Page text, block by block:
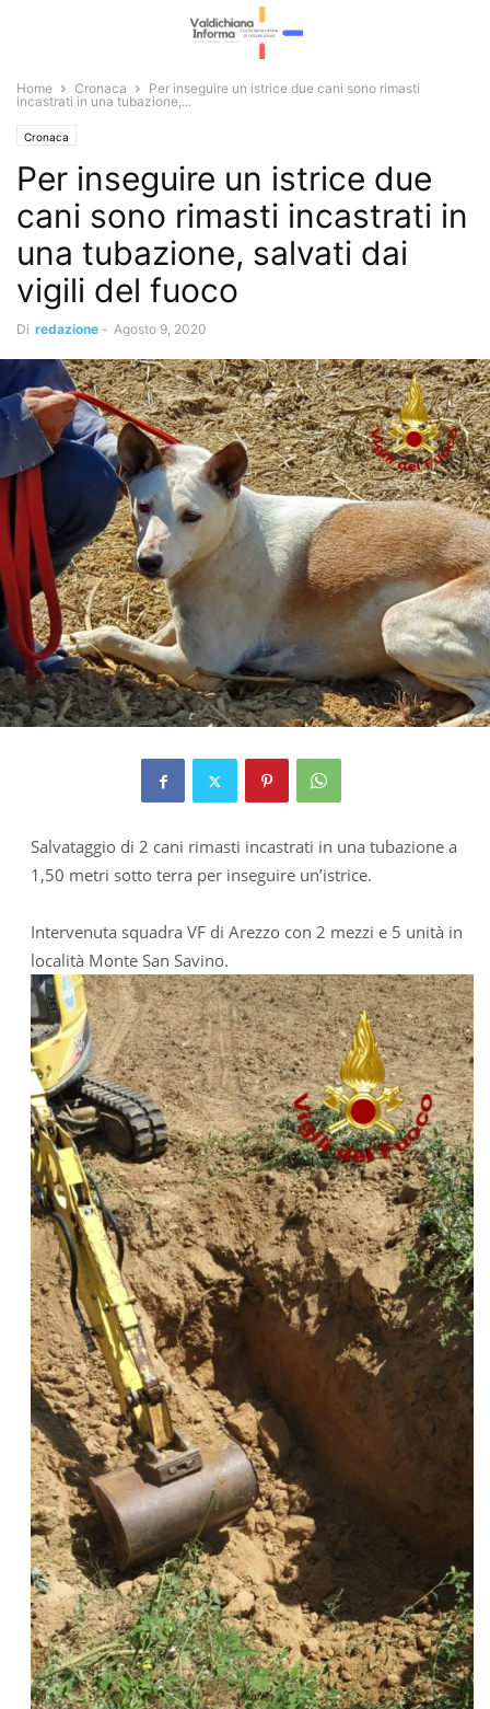
Home Cronaca
Per inseguire un istrice due cani sono rimasti
incastrati in una tubazione,...
Cronaca
Per inseguire un istrice due
cani sono rimasti incastrati in
una tubazione, salvati dai
vigili del fuoco
Di redazione - Agosto 9, 2020
Salvataggio di 2 cani rimasti incastrati in una tubazione a
1,50 metri sotto terra per inseguire un’istrice.
Intervenuta squadra VF di Arezzo con 2 mezzi e 5 unità in
località Monte San Savino.